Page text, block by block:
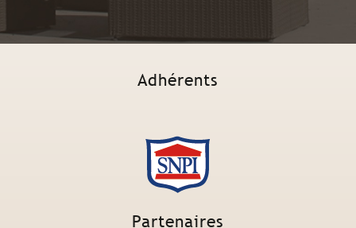
Adhérents
Partenaires